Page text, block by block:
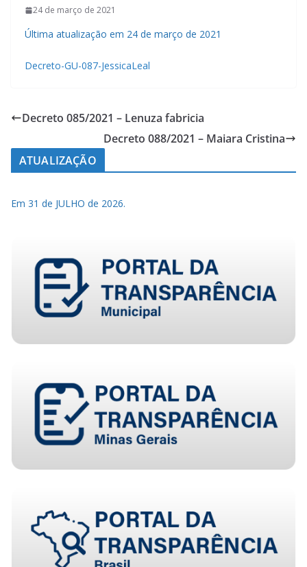
24 de março de 2021
Última atualização em 24 de março de 2021
Decreto-GU-087-JessicaLeal
Decreto 085/2021 – Lenuza fabricia
Decreto 088/2021 – Maiara Cristina
ATUALIZAÇÃO
Em 31 de JULHO de 2026.